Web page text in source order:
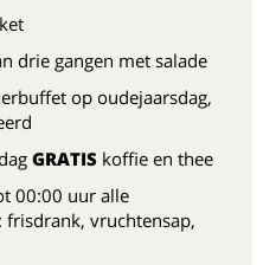
drie gangen met salade
op oudejaarsdag,
GRATIS koffie en thee
00:00 uur alle
: frisdrank, vruchtensap,